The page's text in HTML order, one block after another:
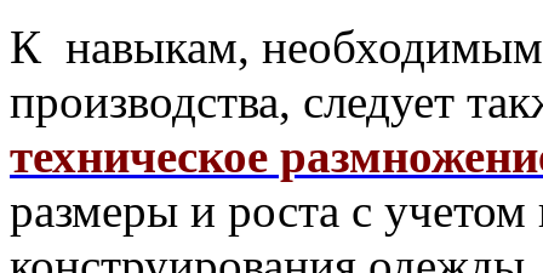
К навыкам, необходимым
производства, следует
техническое
размеры и роста с